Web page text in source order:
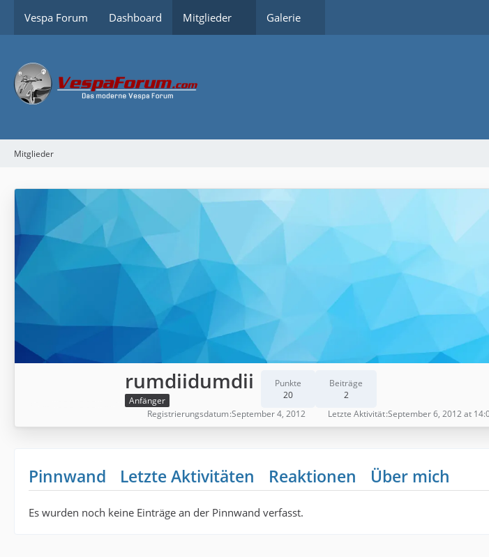
Vespa Forum Dashboard Mitglieder Galerie
Mitglieder
rumdiidumdii
Anfänger
Punkte
20
Beiträge
2
Registrierungsdatum September 4, 2012 Letzte Aktivität September 6, 2012 at
Pinnwand Letzte Aktivitäten Reaktionen Über mich
Es wurden noch keine Einträge an der Pinnwand verfasst.